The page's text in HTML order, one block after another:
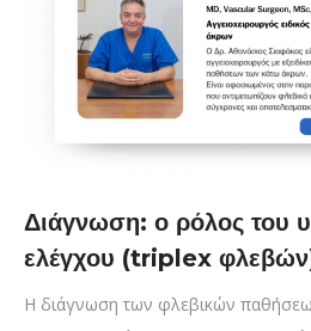
Διάγνωση: ο ρόλος του
ελέγχου (triplex
Η διάγνωση των φλεβικών